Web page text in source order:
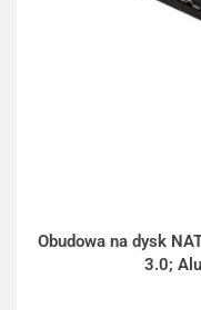
Obudowa na dysk
3.0;